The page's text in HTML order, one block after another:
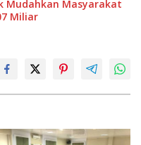
Mudahkan Masyarakat
Miliar